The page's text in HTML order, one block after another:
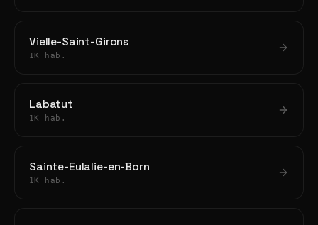
Vielle-Saint-Girons
1K hab.
Labatut
1K hab.
Sainte-Eulalie-en-Born
1K hab.